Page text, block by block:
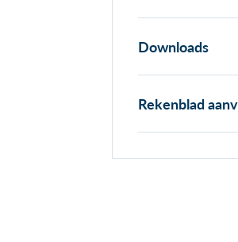
Downloads
Rekenblad